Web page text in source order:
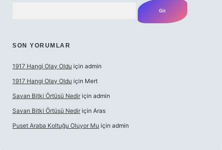
SON YORUMLAR
1917 Hangi Olay Oldu için admin
1917 Hangi Olay Oldu için Mert
Savan Bitki Örtüsü Nedir için admin
Savan Bitki Örtüsü Nedir için Aras
Puset Araba Koltuğu Oluyor Mu için admin